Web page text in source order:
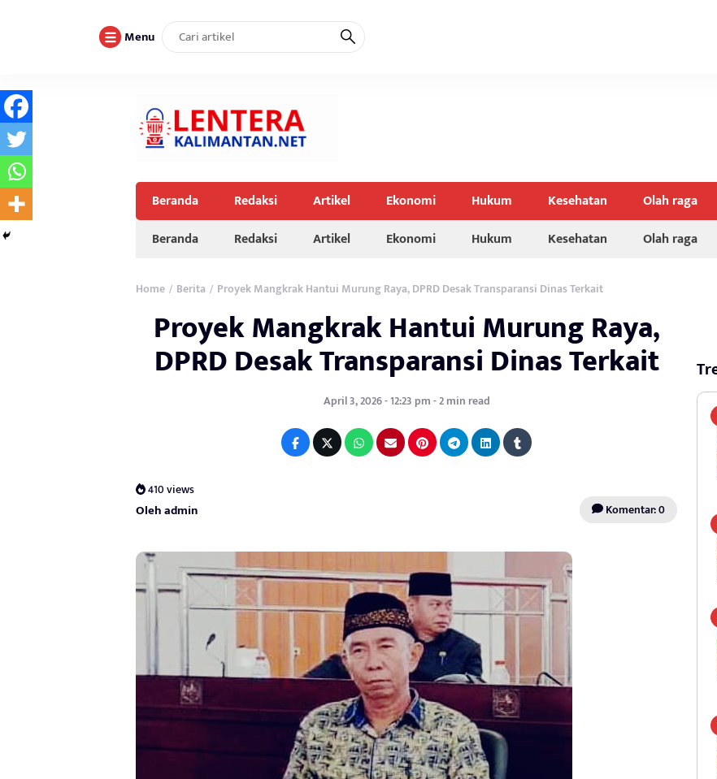
Menu
Beranda Redaksi Artikel Ekonomi Hukum Kesehatan
Olah raga
Beranda
Redaksi Artikel Ekonomi Hukum Kesehatan Olah raga
Home / Berita / Proyek Mangkrak Hantui Murung Raya, DPRD Desak Transparansi Dinas Terkait
Proyek Mangkrak Hantui Murung Raya,
DPRD Desak Transparansi Dinas Terkait
April 3, 2026 - 12:23 pm - 2 min read
410 views
Oleh admin Komentar: 0